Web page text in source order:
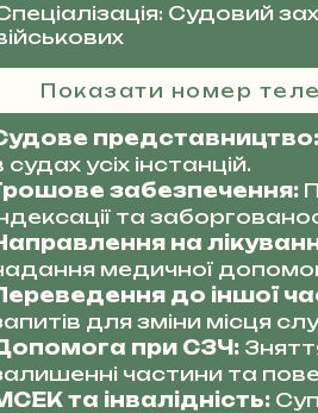
Судовий
представництво:
судах усіх інстанцій.
забезпечення:
та
на
медичної
до іншої
для зміни місця
при СЗЧ:
частини та
та інвалідність:
Показати номер